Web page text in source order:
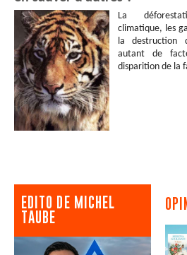
La
climatique, les
la destruction
autant de
disparition de la
EDITO DE MICHEL
TAUBE